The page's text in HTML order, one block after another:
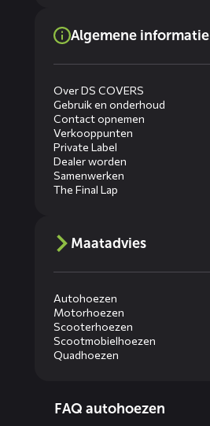
Algemene informatie
Over DS COVERS
Gebruik en onderhoud
Contact opnemen
Verkooppunten
Private Label
Dealer worden
Samenwerken
The Final Lap
Maatadvies
Autohoezen
Motorhoezen
Scooterhoezen
Scootmobielhoezen
Quadhoezen
menusFAQ autohoezen